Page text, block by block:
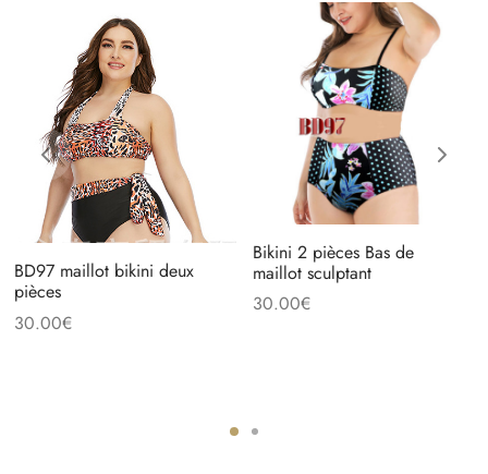
BD97 maillot bikini deux
pièces
30.00€
Bikini 2 pièces Bas de
maillot sculptant
30.00€